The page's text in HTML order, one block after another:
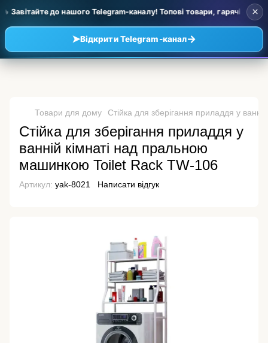
Завітайте до нашого Telegram-каналу! Топові товари, гарячі
➤Відкрити Telegram-канал→
×
Товари для дому Стійка для зберігання приладдя у
Стійка для зберігання приладдя у
ванній кімнаті над пральною
машинкою Toilet Rack TW-106
Артикул: yak-8021 Написати відгук